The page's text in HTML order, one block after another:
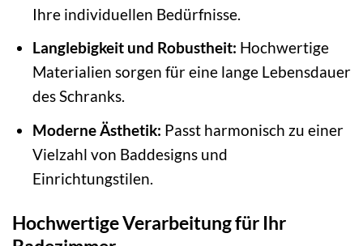
Ihre individuellen Bedürfnisse.
Langlebigkeit und Robustheit: Hochwertige
Materialien sorgen für eine lange Lebensdauer
des Schranks.
Moderne Ästhetik: Passt harmonisch zu einer
Vielzahl von Baddesigns und
Einrichtungstilen.
Hochwertige Verarbeitung für Ihr